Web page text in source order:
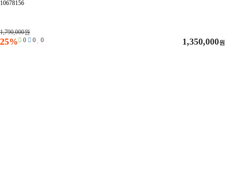
10678156
1,790,000원
25% 1,350,000원
0 0 0